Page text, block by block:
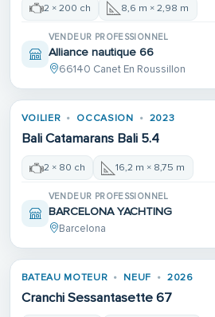
2 × 200 ch 8,6 m × 2,98 m
VENDEUR PROFESSIONNEL
Alliance nautique 66
66140 Canet En Roussillon
VOILIER OCCASION 2023
Bali Catamarans Bali 5.4
2 × 80 ch 16,2 m × 8,75 m
VENDEUR PROFESSIONNEL
BARCELONA YACHTING
Barcelona
BATEAU MOTEUR NEUF 2026
Cranchi Sessantasette 67